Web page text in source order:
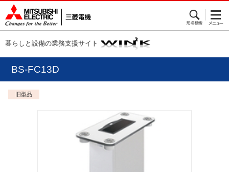
暮らしと設備の業務支援サイト
BS-FC13D
旧型品